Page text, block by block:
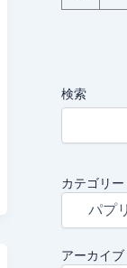
検索
カテゴリー
アーカイブ